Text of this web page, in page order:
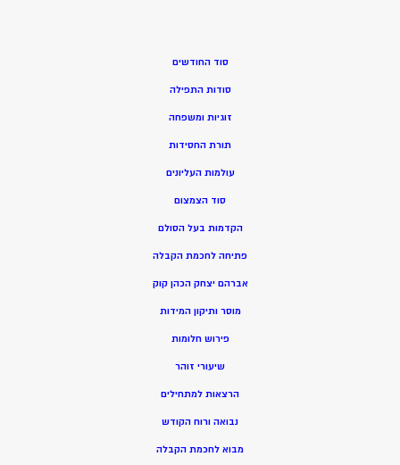
סוד החודשים
סודות התפילה
זוגיות ומשפחה
תורת החסידות
עולמות העליונים
סוד הצמצום
הקדמות בעל הסולם
פתיחה לחכמת הקבלה
אברהם יצחק הכהן קוק
מוסר ותיקון המידות
פירוש חלומות
שיעורי זוהר
הרצאות למתחילים
נבואה ורוח הקודש
מבוא לחכמת הקבלה